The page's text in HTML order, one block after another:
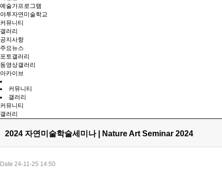
예술가프로그램
야투자연미술학교
커뮤니티
갤러리
공지사항
주요뉴스
포토갤러리
동영상갤러리
아카이브
커뮤니티
갤러리
커뮤니티
갤러리
2024 자연미술학술세미나 | Nature Art Seminar 2024
Date 24-11-25 14:50